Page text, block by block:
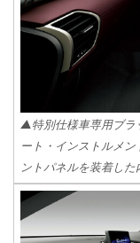
▲特別仕様車専用ブラ
ート・インストルメ
ントパネルを装着した